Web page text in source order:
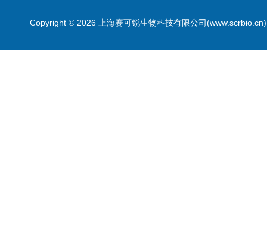
Copyright © 2026 上海赛可锐生物科技有限公司